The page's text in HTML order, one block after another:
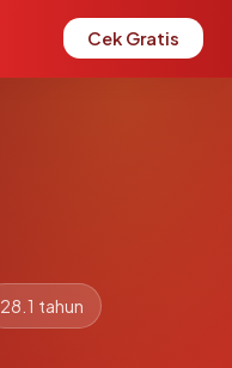
Cek Gratis
28.1 tahun